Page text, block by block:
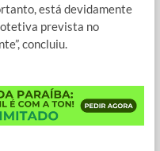
está devidamente
prevista no
concluiu.